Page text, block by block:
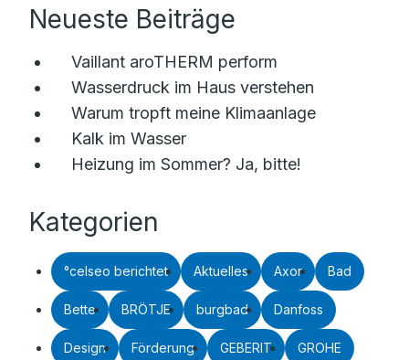
Neueste Beiträge
Vaillant aroTHERM perform
Wasserdruck im Haus verstehen
Warum tropft meine Klimaanlage
Kalk im Wasser
Heizung im Sommer? Ja, bitte!
Kategorien
°celseo berichtet Aktuelles Axor Bad
Bette BRÖTJE burgbad Danfoss
Design Förderung GEBERIT GROHE